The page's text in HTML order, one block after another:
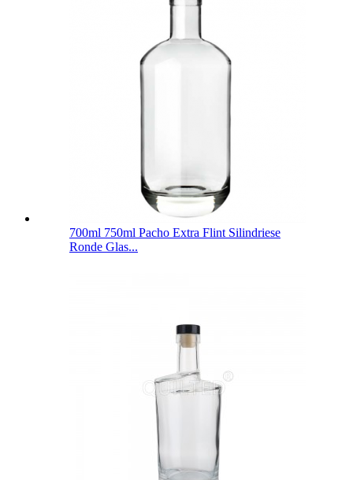
700ml 750ml Pacho Extra Flint Silindriese
Ronde Glas...